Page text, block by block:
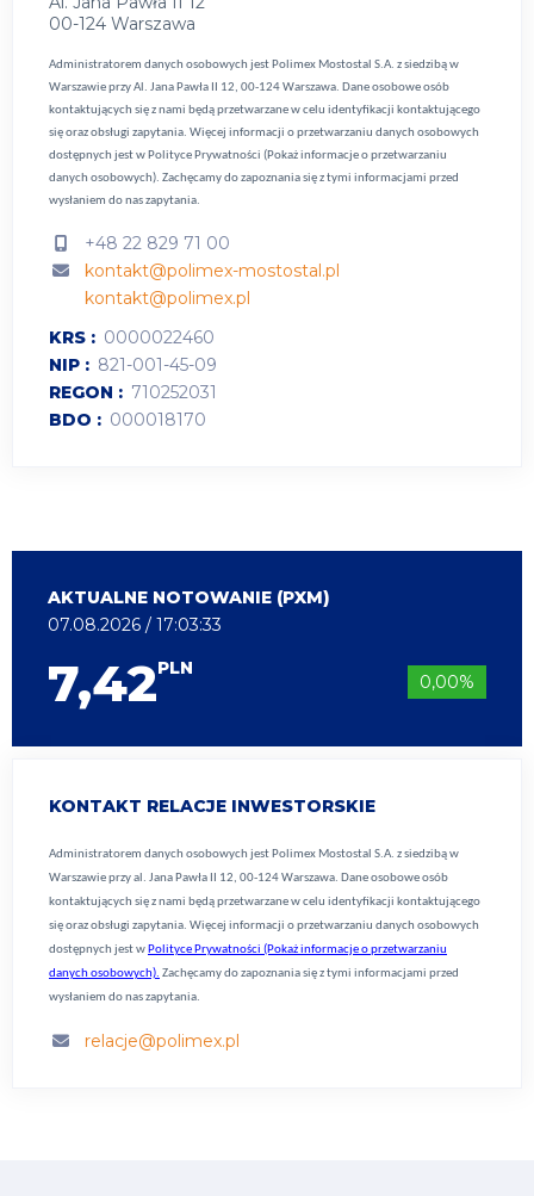
00-124 Warszawa
Administratorem danych osobowych jest Polimex Mostostal S.A. z siedzibą w
Warszawie przy Al. Jana Pawła II 12, 00-124 Warszawa. Dane osobowe osób
kontaktujących się z nami będą przetwarzane w celu identyfikacji kontaktującego
się oraz obsługi zapytania. Więcej informacji o przetwarzaniu danych osobowych
dostępnych jest w Polityce Prywatności (Pokaż informacje o przetwarzaniu
danych osobowych). Zachęcamy do zapoznania się z tymi informacjami przed
wysłaniem do nas zapytania.
+48 22 829 71 00
kontakt@polimex-mostostal.pl
kontakt@polimex.pl
KRS
0000022460
NIP
821-001-45-09
REGON
710252031
BDO
000018170
AKTUALNE NOTOWANIE (PXM)
07.08.2026 / 17:03:33
7,42PLN
0,00%
KONTAKT RELACJE INWESTORSKIE
Administratorem danych osobowych jest Polimex Mostostal S.A. z siedzibą w
Warszawie przy al. Jana Pawła II 12, 00-124 Warszawa. Dane osobowe osób
kontaktujących się z nami będą przetwarzane w celu identyfikacji kontaktującego
się oraz obsługi zapytania. Więcej informacji o przetwarzaniu danych osobowych
dostępnych jest w Polityce Prywatności (Pokaż informacje o przetwarzaniu
danych osobowych). Zachęcamy do zapoznania się z tymi informacjami przed
wysłaniem do nas zapytania.
relacje@polimex.pl